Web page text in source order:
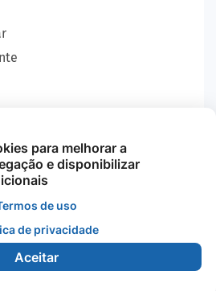
- Prefeitura Municipal
Monte Verde - 2026
para melhorar a
e disponibilizar
de uso
de privacidade
Aceitar